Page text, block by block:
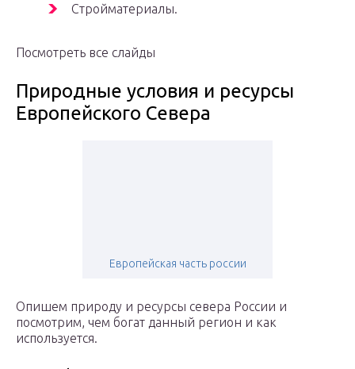
Стройматериалы.
Посмотреть все слайды
Природные условия и ресурсы
Европейского Севера
Европейская часть россии
Опишем природу и ресурсы севера России и
посмотрим, чем богат данный регион и как
используется.